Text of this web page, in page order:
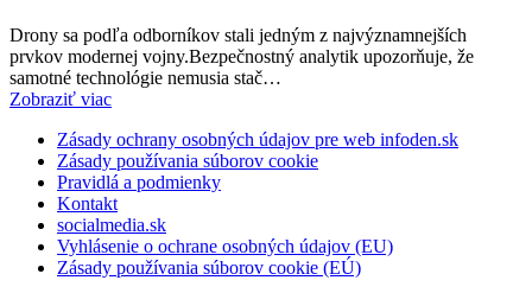
Drony sa podľa odborníkov stali jedným z najvýznamnejších
prvkov modernej vojny.Bezpečnostný analytik upozorňuje, že
samotné technológie nemusia stač…
Zobraziť viac
Zásady ochrany osobných údajov pre web infoden.sk
Zásady používania súborov cookie
Pravidlá a podmienky
Kontakt
socialmedia.sk
Vyhlásenie o ochrane osobných údajov (EU)
Zásady používania súborov cookie (EÚ)